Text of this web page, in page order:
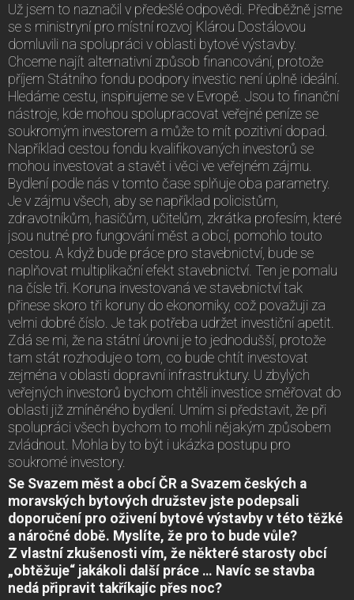
Už jsem to naznačil v předešlé odpovědi. Předběžně jsme
se s ministryní pro místní rozvoj Klárou Dostálovou
domluvili na spolupráci v oblasti bytové výstavby.
Chceme najít alternativní způsob financování, protože
příjem Státního fondu podpory investic není úplně ideální.
Hledáme cestu, inspirujeme se v Evropě. Jsou to finanční
nástroje, kde mohou spolupracovat veřejné peníze se
soukromým investorem a může to mít pozitivní dopad.
Například cestou fondu kvalifikovaných investorů se
mohou investovat a stavět i věci ve veřejném zájmu.
Bydlení podle nás v tomto čase splňuje oba parametry.
Je v zájmu všech, aby se například policistům,
zdravotníkům, hasičům, učitelům, zkrátka profesím, které
jsou nutné pro fungování měst a obcí, pomohlo touto
cestou. A když bude práce pro stavebnictví, bude se
naplňovat multiplikační efekt stavebnictví. Ten je pomalu
na čísle tři. Koruna investovaná ve stavebnictví tak
přinese skoro tři koruny do ekonomiky, což považuji za
velmi dobré číslo. Je tak potřeba udržet investiční apetit.
Zdá se mi, že na státní úrovni je to jednodušší, protože
tam stát rozhoduje o tom, co bude chtít investovat
zejména v oblasti dopravní infrastruktury. U zbylých
veřejných investorů bychom chtěli investice směřovat do
oblasti již zmíněného bydlení. Umím si představit, že při
spolupráci všech bychom to mohli nějakým způsobem
zvládnout. Mohla by to být i ukázka postupu pro
soukromé investory.
Se Svazem měst a obcí ČR a Svazem českých a
moravských bytových družstev jste podepsali
doporučení pro oživení bytové výstavby v této těžké
a náročné době. Myslíte, že pro to bude vůle?
Z vlastní zkušenosti vím, že některé starosty obcí
„obtěžuje“ jakákoli další práce … Navíc se stavba
nedá připravit takříkajíc přes noc?